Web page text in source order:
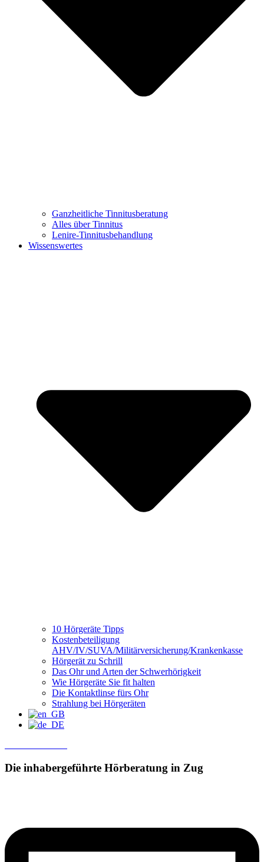
Ganzheitliche Tinnitusberatung
Alles über Tinnitus
Lenire-Tinnitusbehandlung
Wissenswertes
10 Hörgeräte Tipps
Kostenbeteiligung
AHV/IV/SUVA/Militärversicherung/Krankenkasse
Hörgerät zu Schrill
Das Ohr und Arten der Schwerhörigkeit
Wie Hörgeräte Sie fit halten
Die Kontaktlinse fürs Ohr
Strahlung bei Hörgeräten
Die inhabergeführte Hörberatung in Zug